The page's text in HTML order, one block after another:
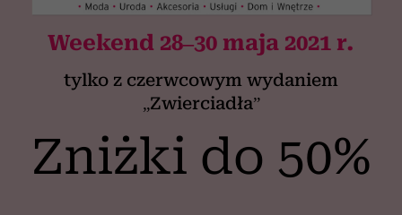
Weekend 28–30 maja 2021 r.
tylko z czerwcowym wydaniem
„Zwierciadła”
Zniżki do 50%